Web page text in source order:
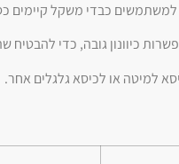
כבדי משקל קיימים
כיוונון גובה, כדי להבטיח
למיטה או לכיסא גלגלים אחר.